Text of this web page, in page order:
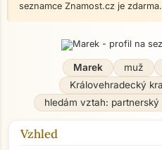
seznamce Znamost.cz je zdarma.
Marek muž
Královehradecký
hledám vztah: partnerský
Vzhled